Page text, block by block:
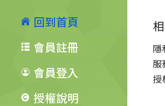
回到首頁
會員註冊
會員登入
授權說明
隱
服
授